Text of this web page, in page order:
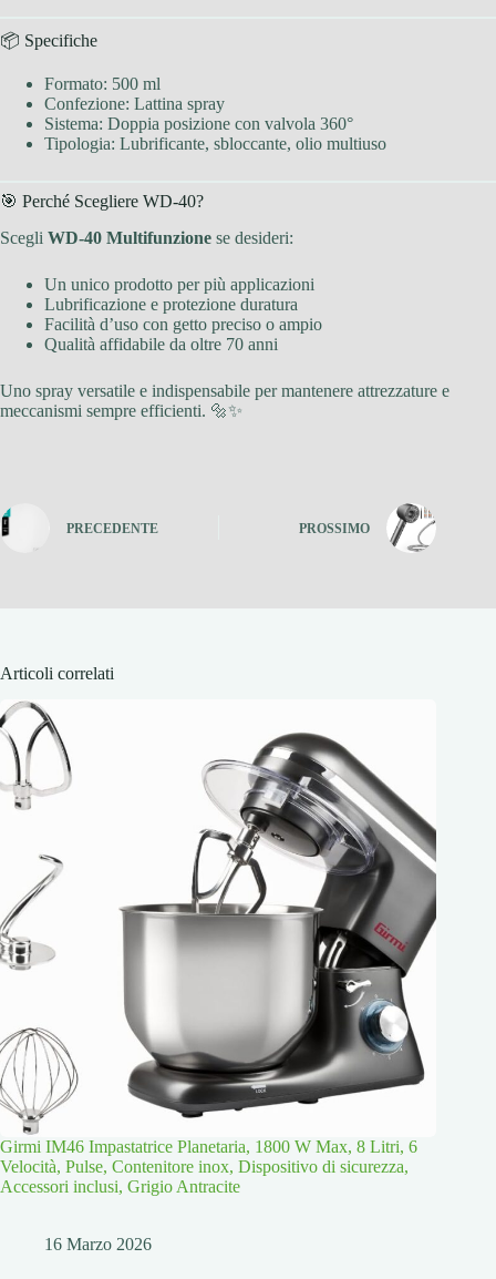
📦 Specifiche
Formato: 500 ml
Confezione: Lattina spray
Sistema: Doppia posizione con valvola 360°
Tipologia: Lubrificante, sbloccante, olio multiuso
🎯 Perché Scegliere WD-40?
Scegli WD-40 Multifunzione se desideri:
Un unico prodotto per più applicazioni
Lubrificazione e protezione duratura
Facilità d’uso con getto preciso o ampio
Qualità affidabile da oltre 70 anni
Uno spray versatile e indispensabile per mantenere attrezzature e
meccanismi sempre efficienti. 🔩✨
PRECEDENTE PROSSIMO
Articoli correlati
Girmi IM46 Impastatrice Planetaria, 1800 W Max, 8 Litri, 6
Velocità, Pulse, Contenitore inox, Dispositivo di sicurezza,
Accessori inclusi, Grigio Antracite
16 Marzo 2026